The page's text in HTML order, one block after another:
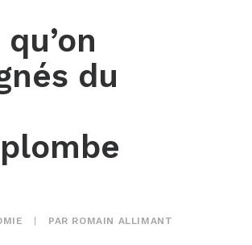
du
PAR ROMAIN ALLIMANT